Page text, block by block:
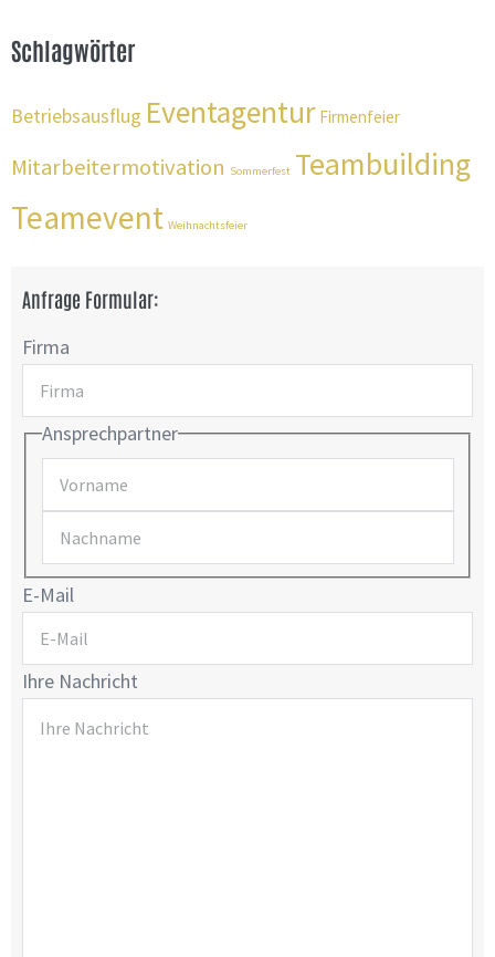
Schlagwörter
Betriebsausflug Eventagentur Firmenfeier
Mitarbeitermotivation Sommerfest Teambuilding
Teamevent Weihnachtsfeier
Anfrage Formular:
Firma
Ansprechpartner
E-Mail
Ihre Nachricht